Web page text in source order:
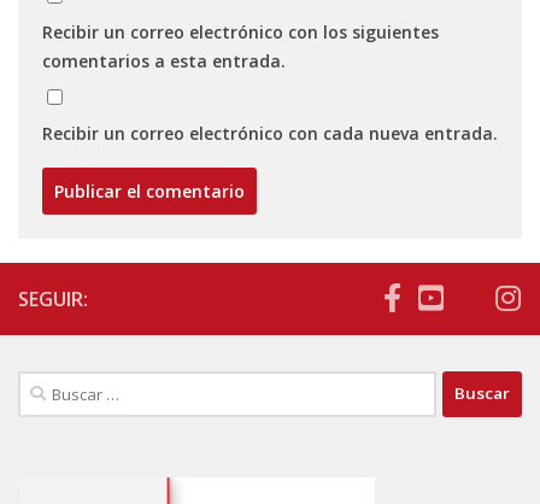
Recibir un correo electrónico con los siguientes
comentarios a esta entrada.
Recibir un correo electrónico con cada nueva entrada.
SEGUIR:
Buscar: